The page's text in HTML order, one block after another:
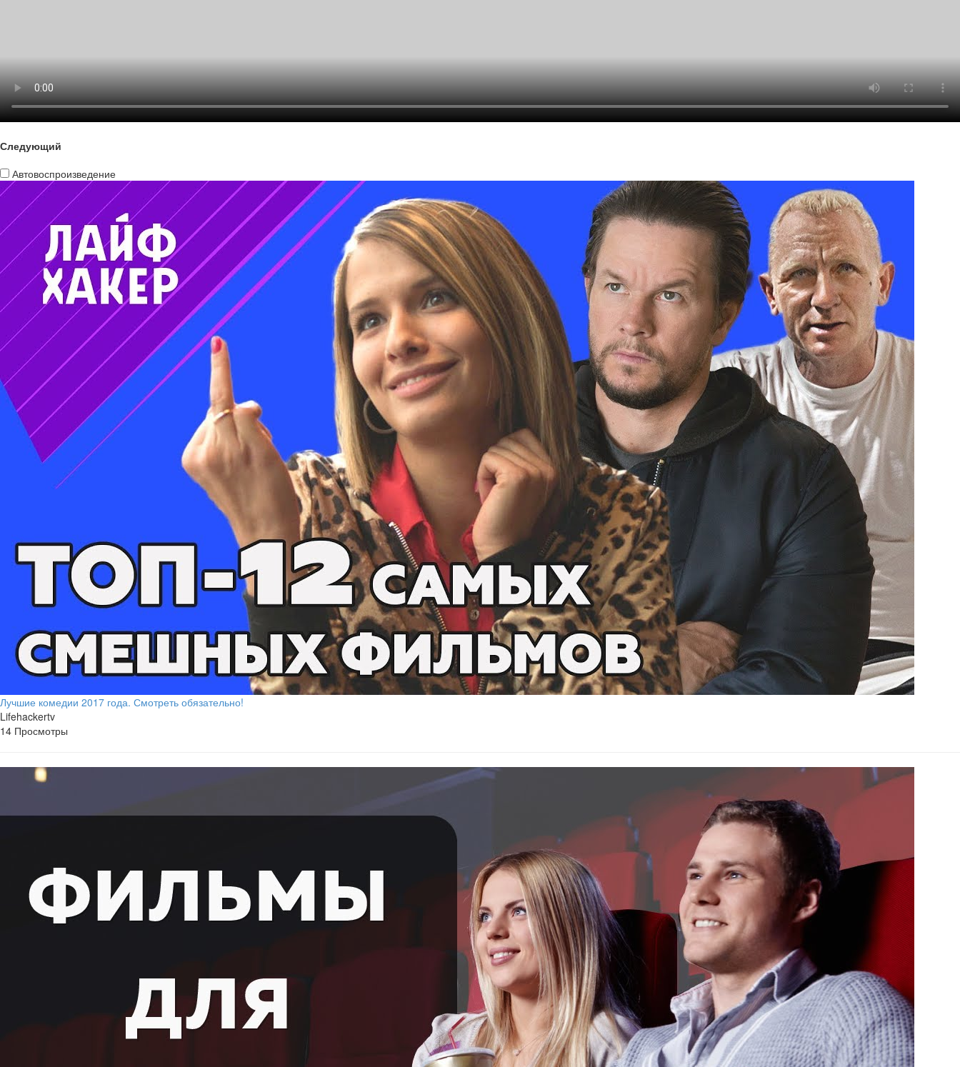
Следующий
Автовоспроизведение
Лучшие комедии 2017 года. Смотреть обязательно!
Lifehackertv
14 Просмотры